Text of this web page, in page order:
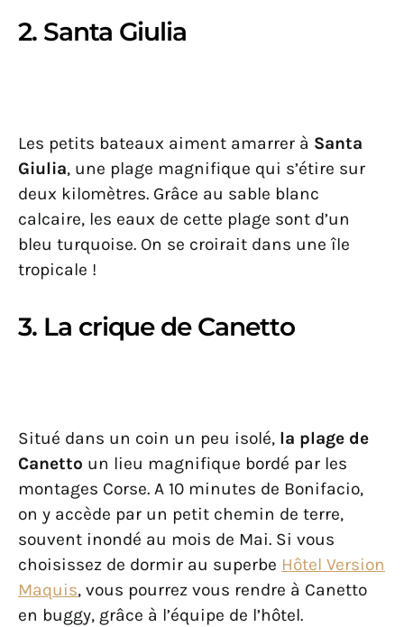
2. Santa Giulia
Les petits bateaux aiment amarrer à Santa
Giulia, une plage magnifique qui s’étire sur
deux kilomètres. Grâce au sable blanc
calcaire, les eaux de cette plage sont d’un
bleu turquoise. On se croirait dans une île
tropicale !
3. La crique de Canetto
Situé dans un coin un peu isolé, la plage de
Canetto un lieu magnifique bordé par les
montages Corse. A 10 minutes de Bonifacio,
on y accède par un petit chemin de terre,
souvent inondé au mois de Mai. Si vous
choisissez de dormir au superbe Hôtel Version
Maquis, vous pourrez vous rendre à Canetto
en buggy, grâce à l’équipe de l’hôtel.